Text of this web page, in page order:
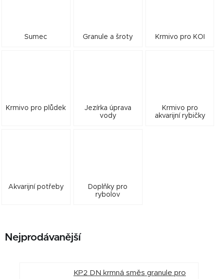
Sumec Granule a šroty Krmivo pro KOI
Krmivo pro plůdek
Jezírka úprava
vody
Krmivo pro
akvarijní rybičky
Akvarijní potřeby
Doplňky pro
rybolov
Nejprodávanější
KP2 DN krmná směs granule pro